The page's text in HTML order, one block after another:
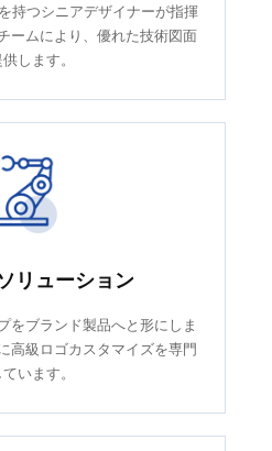
持つシニアデザイナーが指揮
ームにより、優れた技術図面
します。
リューション
をブランド製品へと形にしま
高級ロゴカスタマイズを専門
います。